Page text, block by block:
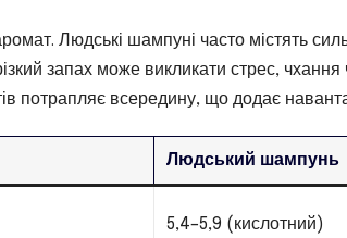
Людські шампуні часто містять
запах може викликати стрес,
потрапляє всередину, що додає
Людський шампунь
5,4–5,9 (кислотний)